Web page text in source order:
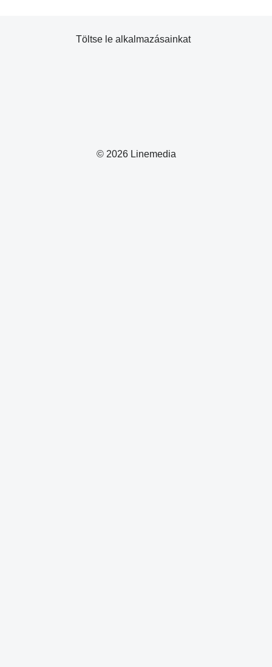
© 2026 Linemedia
Töltse le alkalmazásainkat